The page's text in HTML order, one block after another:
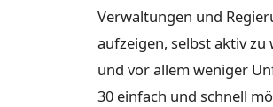
Verwaltungen und
aufzeigen, selbst aktiv
und vor allem weniger
30 einfach und schnell